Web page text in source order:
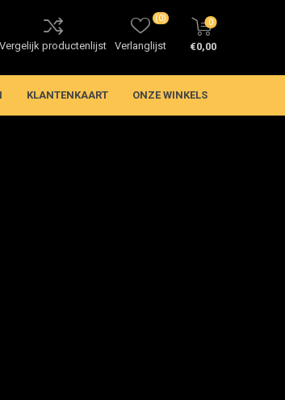
Vergelijk productenlijst Verlanglijst
(0) 0
€0,00
KLANTENKAART ONZE WINKELS